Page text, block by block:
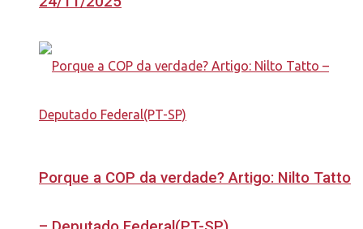
Porque a COP da verdade? Artigo: Nilto Tatto